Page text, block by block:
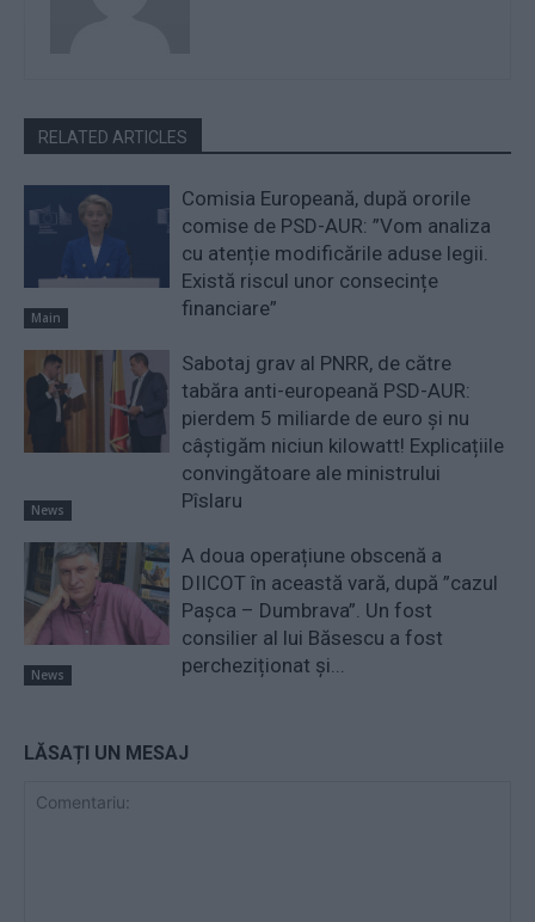
RELATED ARTICLES
Main
Comisia Europeană, după ororile
comise de PSD-AUR: ”Vom analiza
cu atenție modificările aduse legii.
Există riscul unor consecințe
financiare”
News
Sabotaj grav al PNRR, de către
tabăra anti-europeană PSD-AUR:
pierdem 5 miliarde de euro și nu
câștigăm niciun kilowatt! Explicațiile
convingătoare ale ministrului
Pîslaru
News
A doua operațiune obscenă a
DIICOT în această vară, după ”cazul
Pașca – Dumbrava”. Un fost
consilier al lui Băsescu a fost
percheziționat și...
LĂSAȚI UN MESAJ